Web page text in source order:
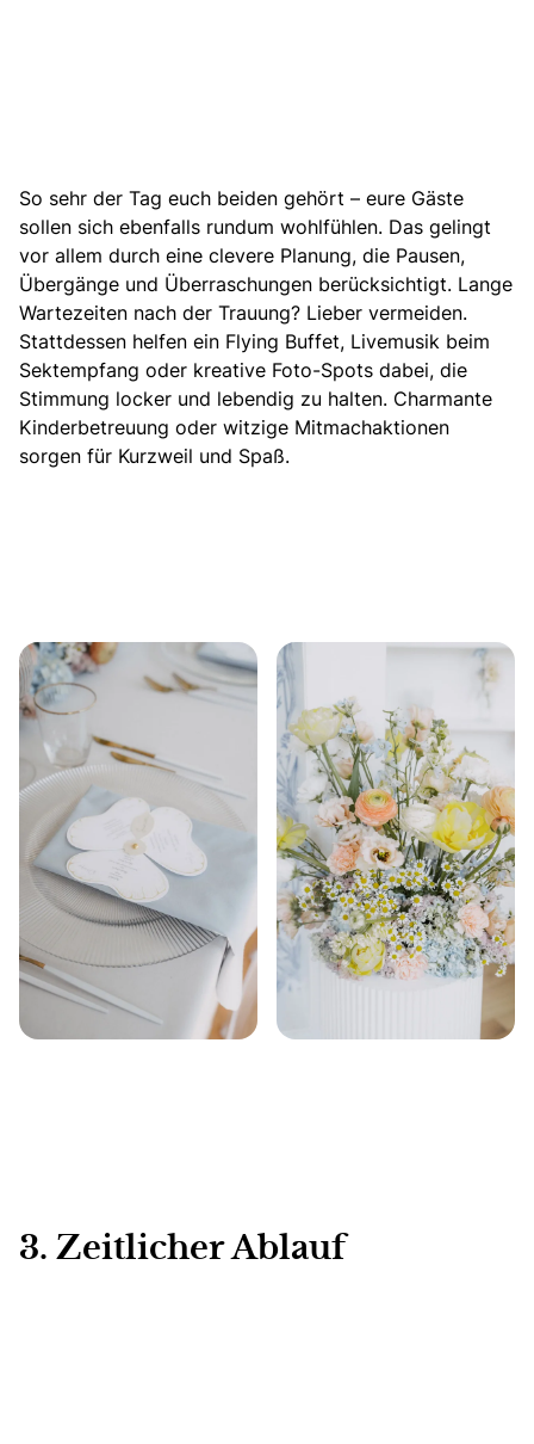
So sehr der Tag euch beiden gehört – eure Gäste
sollen sich ebenfalls rundum wohlfühlen. Das gelingt
vor allem durch eine clevere Planung, die Pausen,
Übergänge und Überraschungen berücksichtigt. Lange
Wartezeiten nach der Trauung? Lieber vermeiden.
Stattdessen helfen ein Flying Buffet, Livemusik beim
Sektempfang oder kreative Foto-Spots dabei, die
Stimmung locker und lebendig zu halten. Charmante
Kinderbetreuung oder witzige Mitmachaktionen
sorgen für Kurzweil und Spaß.
3. Zeitlicher Ablauf